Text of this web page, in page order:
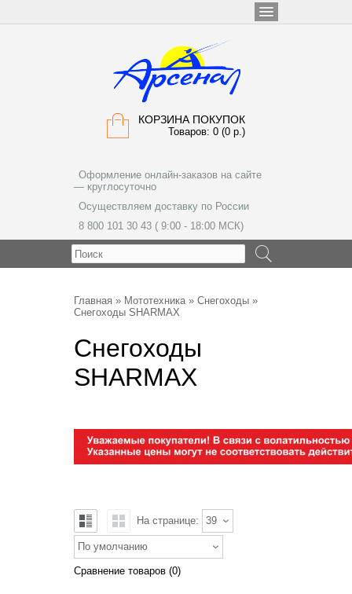
КОРЗИНА ПОКУПОК
Товаров: 0 (0 р.)
Оформление онлайн-заказов на сайте
— круглосуточно
Осуществляем доставку по России
8 800 101 30 43 ( 9:00 - 18:00 МСК)
Главная » Мототехника» Снегоходы »
Снегоходы SHARMAX
Снегоходы
SHARMAX
На странице: 39
По умолчанию
Сравнение товаров (0)